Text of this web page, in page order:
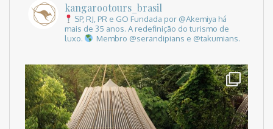
kangarootours_brasil
SP, RJ, PR e GO Fundada por @Akemiya há
mais de 35 anos. A redefinição do turismo de
luxo.
Membro @serandipians e @takumians.